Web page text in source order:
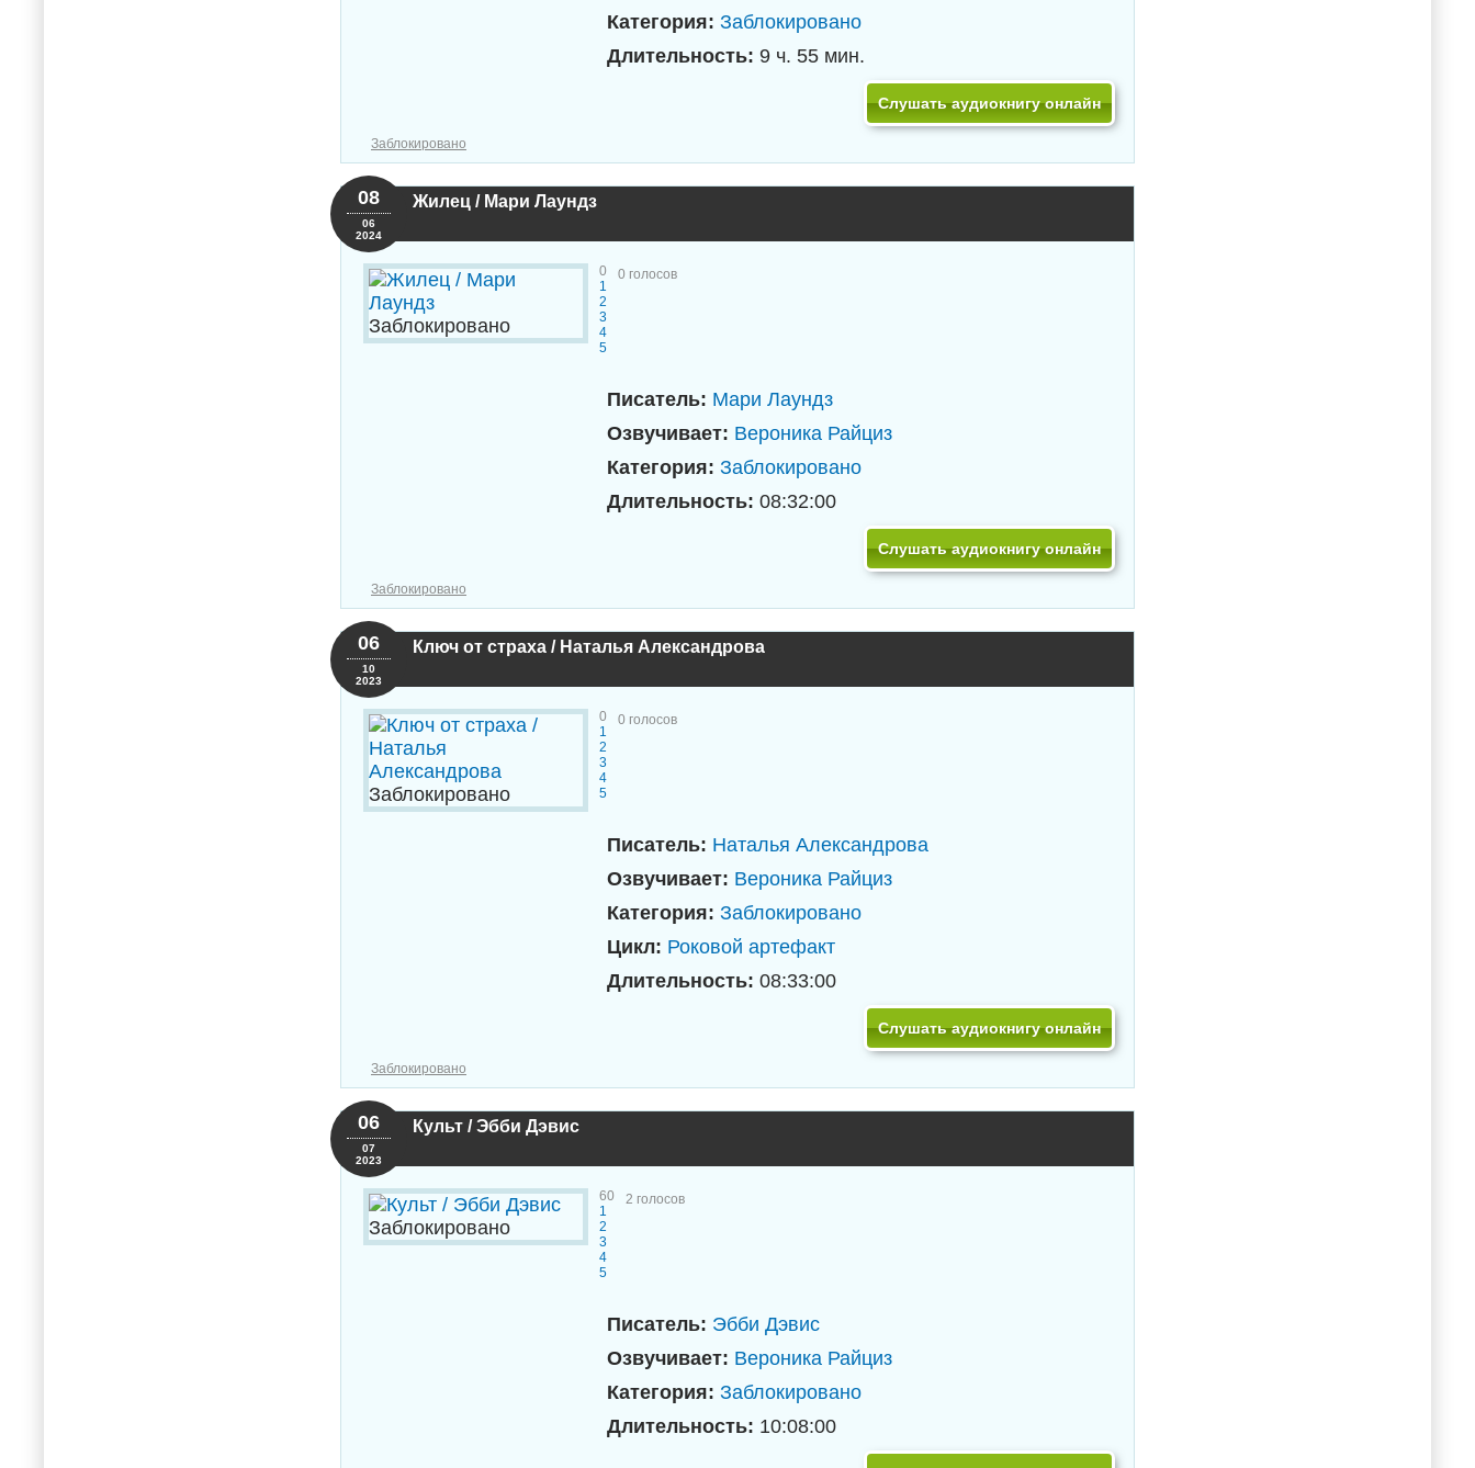
Категория: Заблокировано
Длительность: 9 ч. 55 мин.
Слушать аудиокнигу онлайн
Заблокировано
Жилец / Мари Лаундз
08
06
2024
Заблокировано
0
1
2
3
4
5
0 голосов
Писатель: Мари Лаундз
Озвучивает: Вероника Райциз
Категория: Заблокировано
Длительность: 08:32:00
Слушать аудиокнигу онлайн
Заблокировано
Ключ от страха / Наталья Александрова
06
10
2023
Заблокировано
0
1
2
3
4
5
0 голосов
Писатель: Наталья Александрова
Озвучивает: Вероника Райциз
Категория: Заблокировано
Цикл: Роковой артефакт
Длительность: 08:33:00
Слушать аудиокнигу онлайн
Заблокировано
Культ / Эбби Дэвис
06
07
2023
Заблокировано
60
1
2
3
4
5
2 голосов
Писатель: Эбби Дэвис
Озвучивает: Вероника Райциз
Категория: Заблокировано
Длительность: 10:08:00